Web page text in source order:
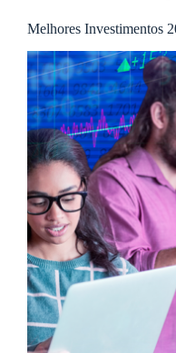
Melhores Investimentos